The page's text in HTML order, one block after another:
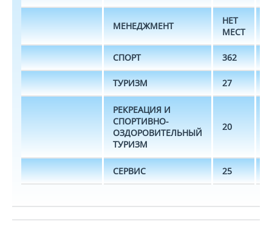
МЕНЕДЖМЕНТ
НЕТ
МЕСТ
СПОРТ 362
ТУРИЗМ 27
РЕКРЕАЦИЯ И
СПОРТИВНО-
ОЗДОРОВИТЕЛЬНЫЙ
ТУРИЗМ
20
СЕРВИС 25